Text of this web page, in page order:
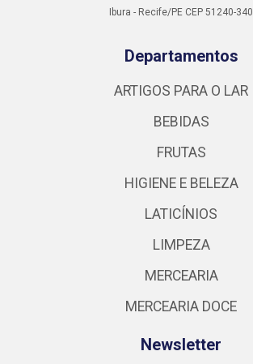
Ibura - Recife/PE CEP 51240-340
Departamentos
ARTIGOS PARA O LAR
BEBIDAS
FRUTAS
HIGIENE E BELEZA
LATICÍNIOS
LIMPEZA
MERCEARIA
MERCEARIA DOCE
Newsletter